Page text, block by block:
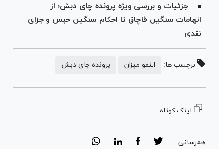
جزئیات و بررسی ویژه پرونده چای دبش؛ از
اتهامات سنگین قاچاق تا احکام سنگین حبس و جزای
نقدی
برچسب ها: اینفو میزان پرونده چای دبش
لینک کوتاه
هم‌رسانی: